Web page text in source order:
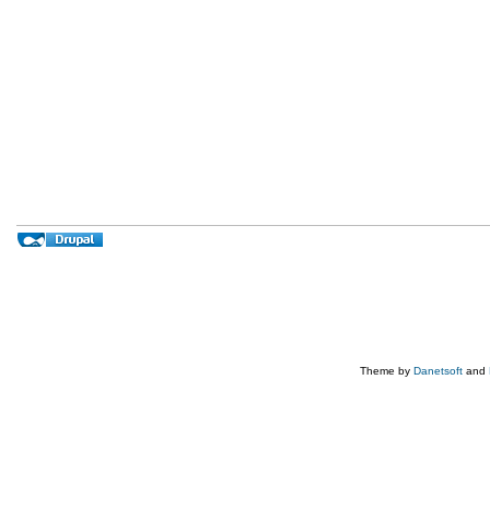
Theme by Danetsoft and